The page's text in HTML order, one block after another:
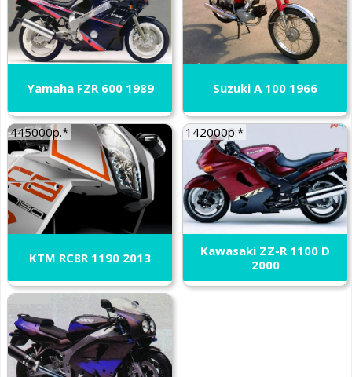
Yamaha FZR 600 1989 Suzuki A 100 1966
445000р.*
KTM RC8R 1190 2013
142000р.*
Kawasaki ZZ-R 1100 D
2000